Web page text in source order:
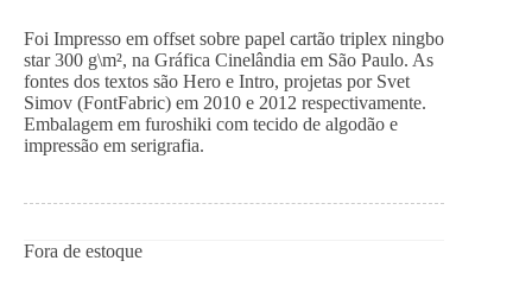
Foi Impresso em offset sobre papel cartão triplex ningbo
star 300 g\m², na Gráfica Cinelândia em São Paulo. As
fontes dos textos são Hero e Intro, projetas por Svet
Simov (FontFabric) em 2010 e 2012 respectivamente.
Embalagem em furoshiki com tecido de algodão e
impressão em serigrafia.
Fora de estoque